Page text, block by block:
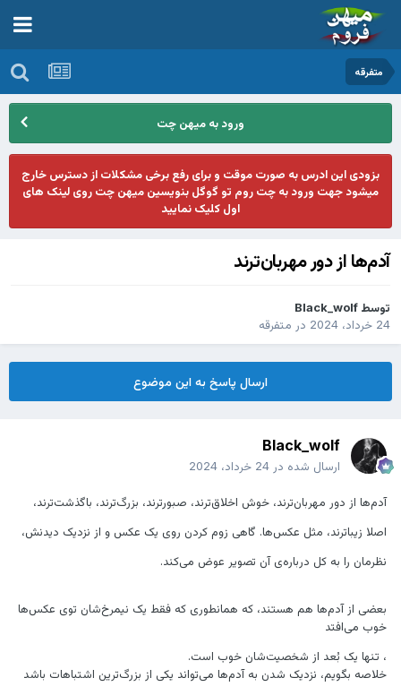
متفرقه
ورود به میهن چت
بزودی این ادرس به صورت موقت و برای رفع برخی مشکلات از دسترس خارج
میشود جهت ورود به چت روم تو گوگل بنویسین میهن چت روی لینک های
اول کلیک نمایید
آدم‌ها از دور مهربان‌ترند
توسط Black_wolf
24 خرداد، 2024
در متفرقه
ارسال پاسخ به این موضوع
Black_wolf
ارسال شده در 24 خرداد، 2024
آدم‌ها از دور مهربان‌ترند، خوش اخلاق‌ترند، صبورترند، بزرگ‌ترند، باگذشت‌ترند،
اصلا زیبا‌ترند، مثل عکس‌ها. گاهی زوم کردن روی یک عکس و از نزدیک دیدنش،
نظرمان را به کل درباره‌ی آن تصویر عوض می‌کند.
بعضی از آدم‌ها هم هستند، که همانطوری که فقط یک نیمرخ‌شان توی عکس‌ها
خوب می‌افتد
، تنها یک بُعد از شخصیت‌شان خوب است.
خلاصه بگویم، نزدیک شدن به آدم‌ها می‌تواند یکی از بزرگ‌ترین اشتباهات باشد